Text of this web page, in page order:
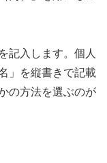
記入します。個人
」を縦書きで記載
の方法を選ぶのが